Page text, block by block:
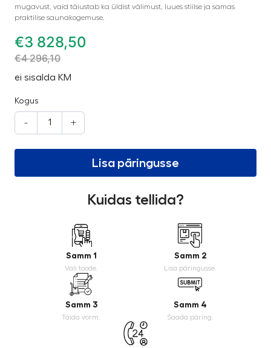
mugavust, vaid täiustab ka üldist välimust, luues stiilse ja samas
praktilise saunakogemuse.
€3 828,50
€4 296,10
ei sisalda KM
Kogus
- +
Lisa päringusse
Kuidas tellida?
Samm 1
Vali toode.
Samm 2
Lisa päringusse.
Samm 3
Täida vorm.
Samm 4
Saada päring.